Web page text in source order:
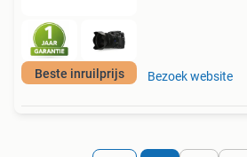
Beste inruilprijs Bezoek website